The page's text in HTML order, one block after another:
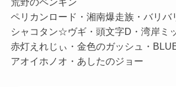
ペリカンロード・湘南爆走族・バリバ
シャコタン☆ヴギ・頭文字D・湾岸ミ
赤灯えれじぃ・金色のガッシュ・
アオイホノオ・あしたのジョー